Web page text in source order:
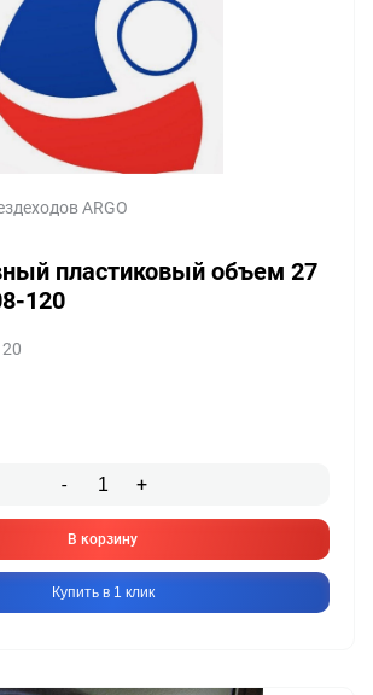
ARGO
пластиковый объем 27
120
- +
В корзину
Купить в 1 клик